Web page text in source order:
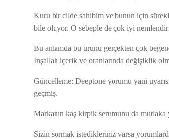
Kuru bir cilde sahibim ve bunun için
bile oluyor. O sebeple de çok iyi
Bu anlamda bu ürünü gerçekten çok
İnşallah içerik ve oranlarında değişiklik
Güncelleme: Deeptone yorumu yani
geçmiş.
Markanın kaş kirpik serumunu da mutlaka
Sizin sormak istedikleriniz varsa